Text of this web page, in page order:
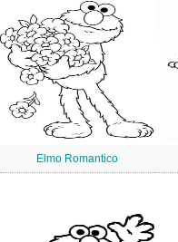
Elmo Romantico